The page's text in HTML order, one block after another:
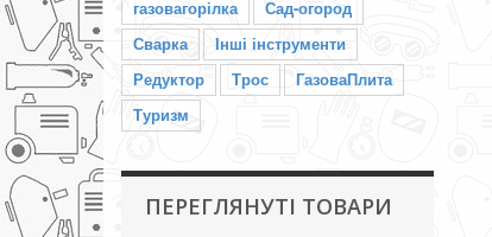
газовагорілка
Сад-огород
Сварка
Інші інструменти
Редуктор
Трос
ГазоваПлита
Туризм
ПЕРЕГЛЯНУТІ ТОВАРИ